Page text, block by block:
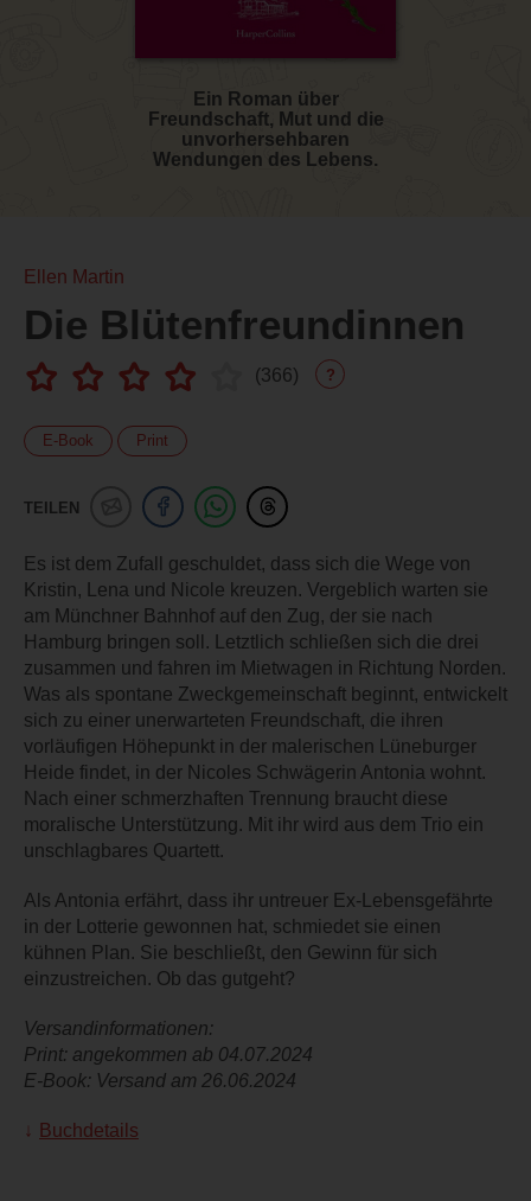
Ein Roman über
Freundschaft, Mut und die
unvorhersehbaren
Wendungen des Lebens.
Ellen Martin
Die Blütenfreundinnen
(366) ?
E-Book Print
TEILEN
Es ist dem Zufall geschuldet, dass sich die Wege von
Kristin, Lena und Nicole kreuzen. Vergeblich warten sie
am Münchner Bahnhof auf den Zug, der sie nach
Hamburg bringen soll. Letztlich schließen sich die drei
zusammen und fahren im Mietwagen in Richtung Norden.
Was als spontane Zweckgemeinschaft beginnt, entwickelt
sich zu einer unerwarteten Freundschaft, die ihren
vorläufigen Höhepunkt in der malerischen Lüneburger
Heide findet, in der Nicoles Schwägerin Antonia wohnt.
Nach einer schmerzhaften Trennung braucht diese
moralische Unterstützung. Mit ihr wird aus dem Trio ein
unschlagbares Quartett.
Als Antonia erfährt, dass ihr untreuer Ex-Lebensgefährte
in der Lotterie gewonnen hat, schmiedet sie einen
kühnen Plan. Sie beschließt, den Gewinn für sich
einzustreichen. Ob das gutgeht?
Versandinformationen:
Print: angekommen ab 04.07.2024
E-Book: Versand am 26.06.2024
Buchdetails